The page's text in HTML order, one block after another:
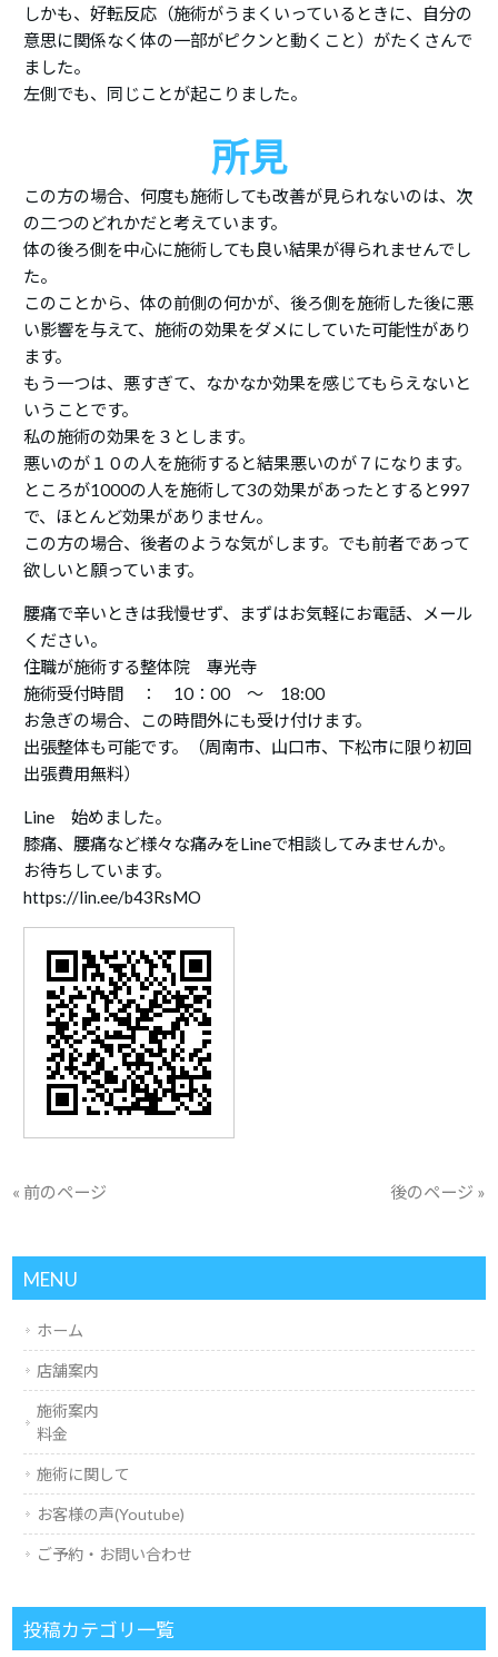
しかも、好転反応（施術がうまくいっているときに、自分の
意思に関係なく体の一部がピクンと動くこと）がたくさんで
ました。
左側でも、同じことが起こりました。
所見
この方の場合、何度も施術しても改善が見られないのは、次
の二つのどれかだと考えています。
体の後ろ側を中心に施術しても良い結果が得られませんでし
た。
このことから、体の前側の何かが、後ろ側を施術した後に悪
い影響を与えて、施術の効果をダメにしていた可能性があり
ます。
もう一つは、悪すぎて、なかなか効果を感じてもらえないと
いうことです。
私の施術の効果を３とします。
悪いのが１０の人を施術すると結果悪いのが７になります。
ところが1000の人を施術して3の効果があったとすると997
で、ほとんど効果がありません。
この方の場合、後者のような気がします。でも前者であって
欲しいと願っています。
腰痛で辛いときは我慢せず、まずはお気軽にお電話、メール
ください。
住職が施術する整体院 專光寺
施術受付時間 ： 10：00 ～ 18:00
お急ぎの場合、この時間外にも受け付けます。
出張整体も可能です。（周南市、山口市、下松市に限り初回
出張費用無料）
Line 始めました。
膝痛、腰痛など様々な痛みをLineで相談してみませんか。
お待ちしています。
https://lin.ee/b43RsMO
« 前のページ 後のページ »
MENU
ホーム
店舗案内
施術案内
料金
施術に関して
お客様の声(Youtube)
ご予約・お問い合わせ
投稿カテゴリ一覧